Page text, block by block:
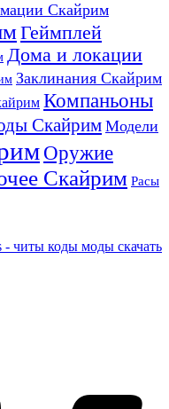
Скайрим
Геймплей
Дома и локации
Заклинания Скайрим
Компаньоны
Скайрим Модели
Оружие
Скайрим Расы